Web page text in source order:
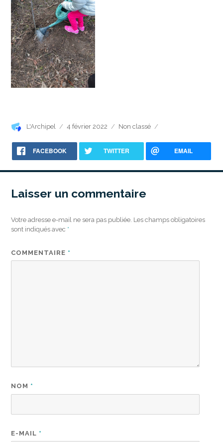
Auteur
L'Archipel
Publié
4 février 2022 Catégories
Non classé
FACEBOOK TWITTER EMAIL
Laisser un commentaire
Votre adresse e-mail ne sera pas publiée. Les champs obligatoires
sont indiqués avec *
COMMENTAIRE *
NOM *
E-MAIL *